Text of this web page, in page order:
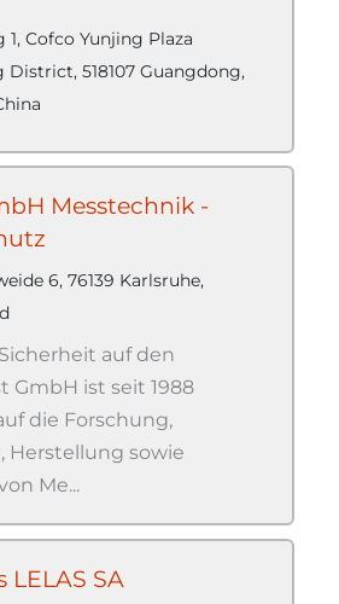
1, Cofco Yunjing Plaza
518107 Guangdong,
Messtechnik -
6, 76139 Karlsruhe,
auf den
GmbH ist seit 1988
die Forschung,
Herstellung sowie
Me...
LELAS SA